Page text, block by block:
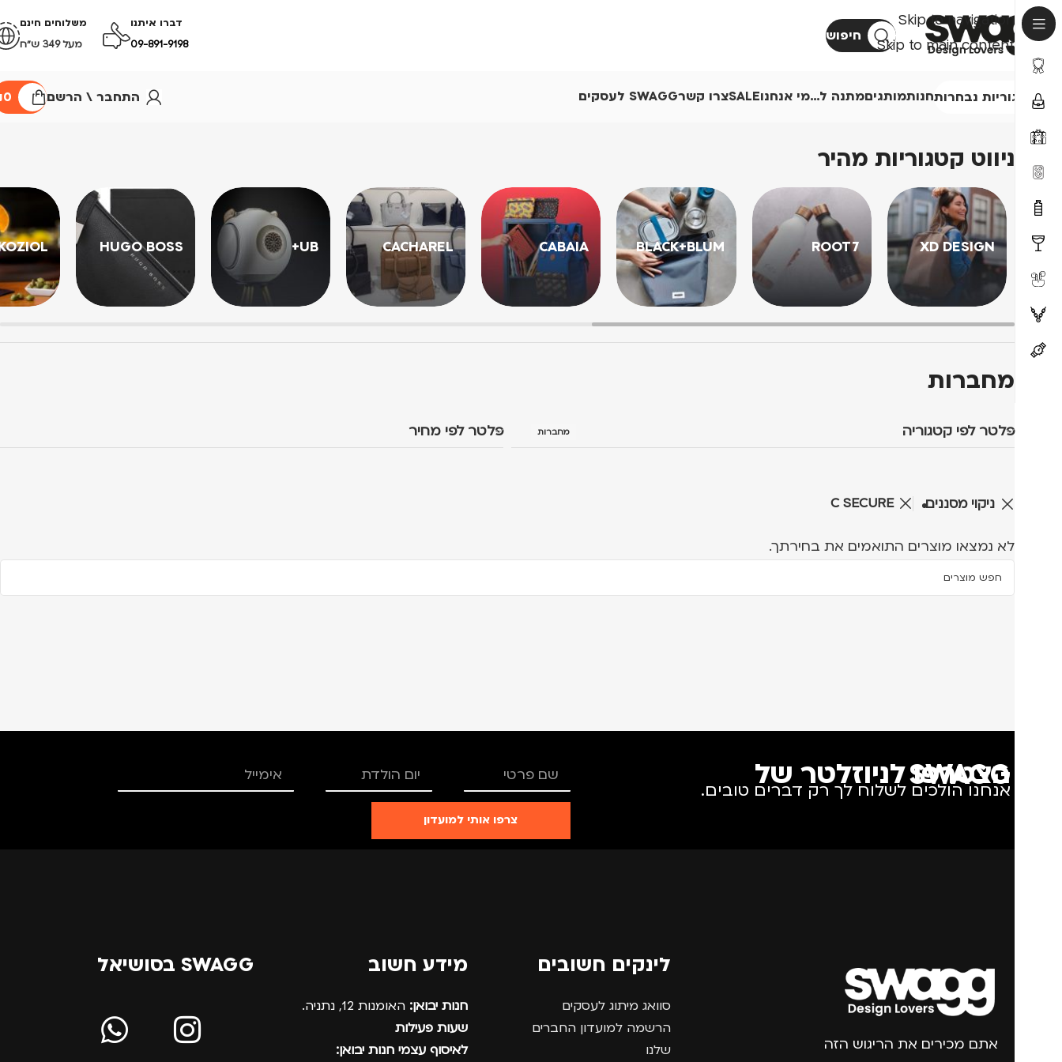
Skip to navigation
Skip to main content
חיפוש
דברו איתנו
09-891-9198
משלוחים חינם
מעל 349 ש״ח
קטגוריות נבחרותחנותמותגיםמתנה ל…מי אנחנוSALEצרו קשרSWAGG לעסקים התחבר \ הרשם 0
ניווט קטגוריות מהיר
XD DESIGN
ROOT7
BLACK+BLUM
CABAIA
CACHAREL
UB+
HUGO BOSS
מחברות
פלטר לפי קטגוריה מחברות פלטר לפי מחיר
ניקוי מסננים C SECURE
לא נמצאו מוצרים התואמים את בחירתך.
הצטרפו לניוזלטר של SWAGG
אנחנו הולכים לשלוח לך רק דברים טובים.
צרפו אותי למועדון
אתם מכירים את הריגוש הזה
לינקים חשובים
סוואג מיתוג לעסקים
הרשמה למועדון החברים
שלנו
מידע חשוב
חנות יבואן: האומנות 12, נתניה.
שעות פעילות
לאיסוף עצמי חנות יבואן:
SWAGG בסושיאל